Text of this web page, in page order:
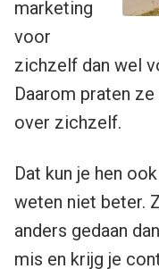
marketing
voor
zichzelf dan wel
Daarom praten
over zichzelf.
Dat kun je hen
weten niet beter.
anders gedaan
mis en krijg je